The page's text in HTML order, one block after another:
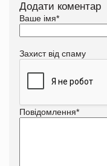
Додати коментар
Ваше імя*
Захист від спаму
Повідомлення*